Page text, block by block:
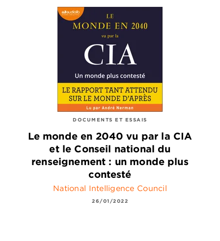
DOCUMENTS ET ESSAIS
Le monde en 2040 vu par la CIA
et le Conseil national du
renseignement : un monde plus
contesté
National Intelligence Council
26/01/2022